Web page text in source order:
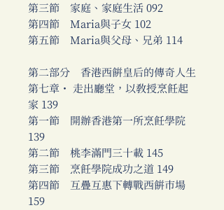
第三節 家庭、家庭生活 092
第四節 Maria與子女 102
第五節 Maria與父母、兄弟 114
第二部分 香港西餅皇后的傳奇人生
第七章・ 走出廳堂，以教授烹飪起
家 139
第一節 開辦香港第一所烹飪學院
139
第二節 桃李滿門三十載 145
第三節 烹飪學院成功之道 149
第四節 互疊互惠下轉戰西餅市場
159